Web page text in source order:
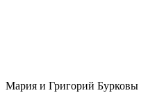
Мария и Григорий Бурковы